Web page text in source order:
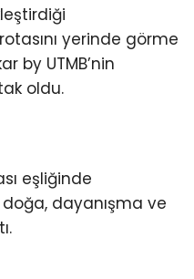
yerinde görme
by UTMB’nin
oldu.
eşliğinde
dayanışma ve